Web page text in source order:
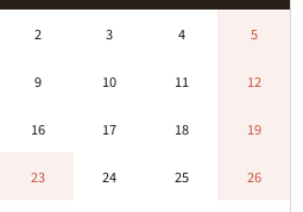
2 3 4 5
9 10 11 12
16 17 18 19
23 24 25 26